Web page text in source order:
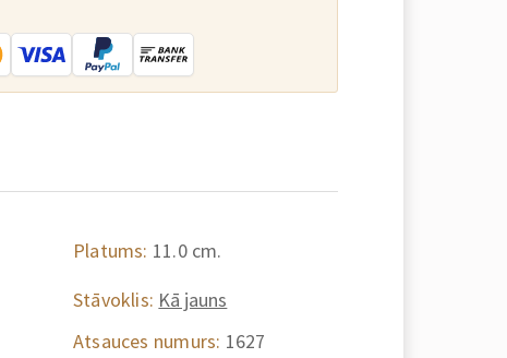
Platums: 11.0 cm.
Stāvoklis: Kā jauns
Atsauces numurs: 1627